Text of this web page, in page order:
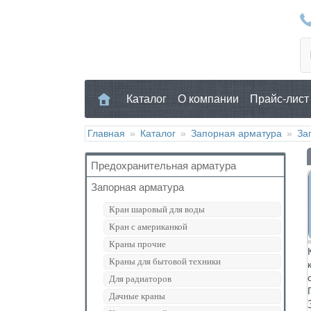
Каталог О компании Прайс-лист
Главная » Каталог » Запорная арматура »
Предохранительная арматура
Воздухоотводчик
Клапан предохранительный
Манометр/Термометр
Обратный клапан
Поплавковый клапан
Регулятор давления
Кран Маевского
Запорная арматура
Кран шаровый для воды
Кран с американкой
Краны прочие
Краны для бытовой техники
Для радиаторов
Дачные краны